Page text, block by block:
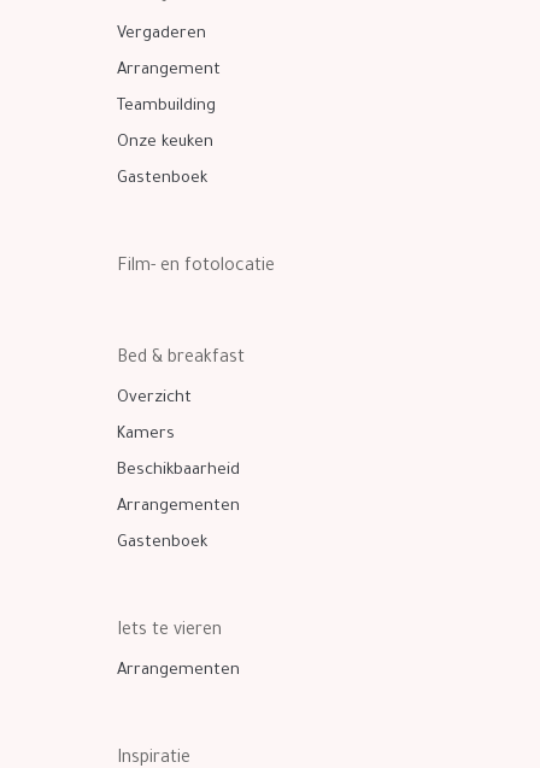
Vergaderen
Arrangement
Teambuilding
Onze keuken
Gastenboek
Film- en fotolocatie
Bed & breakfast
Overzicht
Kamers
Beschikbaarheid
Arrangementen
Gastenboek
Iets te vieren
Arrangementen
Inspiratie